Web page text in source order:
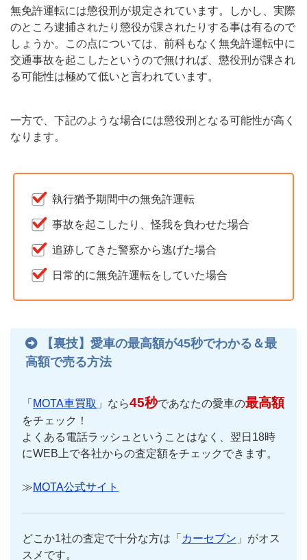
無免許運転には懲役刑が規定されています。しかし、実際
のところ逮捕されたり懲役が課されたりする事は有るので
しょうか。この点については、前科もなく無免許運転中に
交通事故を起こしたというので無ければ、懲役刑が課され
る可能性は極めて低いと言われています。
一方で、下記のような場合には懲役刑となる可能性が高く
なります。
執行猶予期間中の無免許運転
事故を起こしたり、怪我を負わせた場合
追跡してきた警察から逃げた場合
日常的に無免許運転をしていた場合
【裏技】愛車の最高額が45秒でわかる＆最
高額で売る方法
「 MOTA車買取 」なら45秒であなたの愛車の最高額
をチェック！
よくある電話ラッシュということはなく、翌日18時
にWEB上で各社からの査定額をチェックできます。
≫MOTA公式サイト
どこか1社の査定で十分な方は「 カーセブン 」がオス
スメです。